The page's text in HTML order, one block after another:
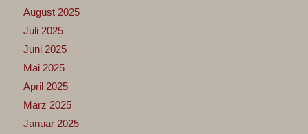
August 2025
Juli 2025
Juni 2025
Mai 2025
April 2025
März 2025
Januar 2025